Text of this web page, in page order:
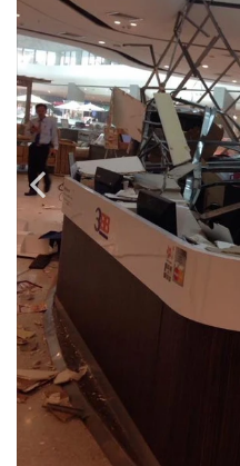
•
คอลัมนิสต์
• ละคร
• CbizReview
• Cyber BIZ
• ผู้จัดกวน
• Good health & Well-being
Green Innovation & SD
• Management & HR
• MGR Live
• Infographic
• การเมือง
• ท่องเที่ยว
กีฬา